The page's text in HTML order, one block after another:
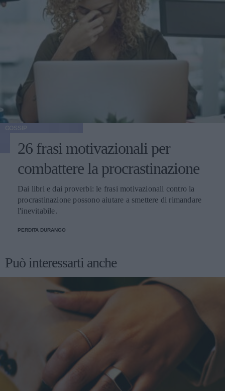
26 frasi motivazionali per
combattere la procrastinazione
Dai libri e dai proverbi: le frasi motivazionali contro la
procrastinazione possono aiutare a smettere di rimandare
l'inevitabile.
PERDITA DURANGO
Può interessarti anche